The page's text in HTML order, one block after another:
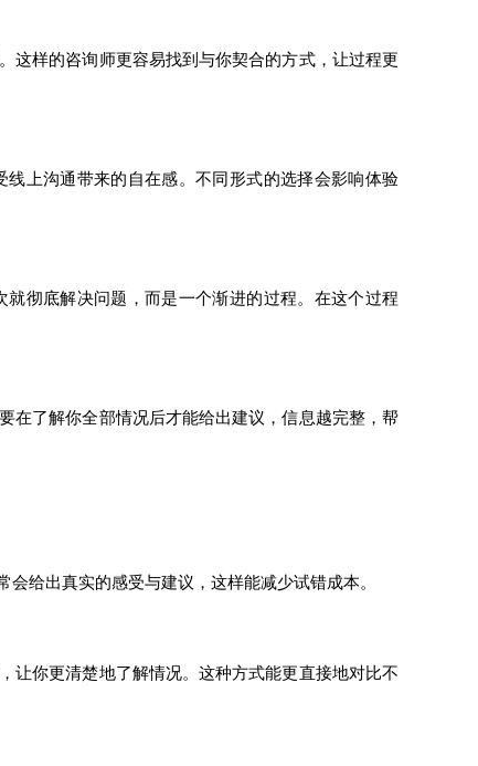
样的咨询师更容易找到与你契合的方式，让过程更
上沟通带来的自在感。不同形式的选择会影响体验
彻底解决问题，而是一个渐进的过程。在这个过程
了解你全部情况后才能给出建议，信息越完整，帮
给出真实的感受与建议，这样能减少试错成本。
你更清楚地了解情况。这种方式能更直接地对比不